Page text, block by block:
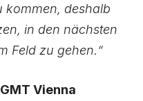
kommen, deshalb
in den nächsten
Feld zu gehen.“
Vienna